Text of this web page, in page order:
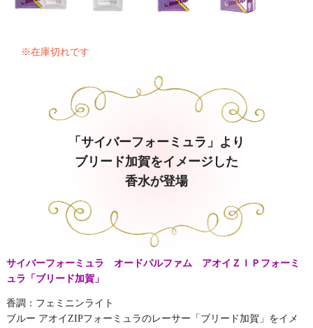
※在庫切れです
「サイバーフォーミュラ」より
ブリード加賀をイメージした
香水が登場
サイバーフォーミュラ オードパルファム アオイＺＩＰフォーミ
ュラ「ブリード加賀」
香調：フェミニンライト
ブルー アオイZIPフォーミュラのレーサー「ブリード加賀」をイメ